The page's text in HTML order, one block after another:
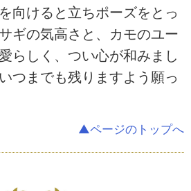
向けると立ちポーズをとっ
ギの気高さと、カモのユー
らしく、つい心が和みまし
つまでも残りますよう願っ
▲ページのトップへ